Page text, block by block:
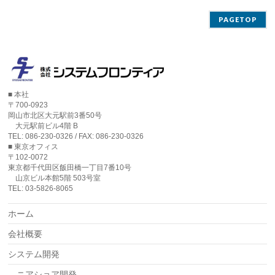
PAGETOP
■ 本社
〒700-0923
岡山市北区大元駅前3番50号
大元駅前ビル4階 B
TEL: 086-230-0326 / FAX: 086-230-0326
■ 東京オフィス
〒102-0072
東京都千代田区飯田橋一丁目7番10号
山京ビル本館5階 503号室
TEL: 03-5826-8065
ホーム
会社概要
システム開発